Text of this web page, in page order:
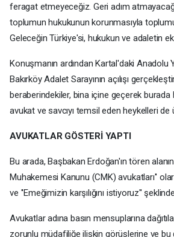
feragat etmeyeceğiz. Geri adım
toplumun hukukunun korunmasıyla
Geleceğin Türkiye'si, hukukun ve adaletin
Konuşmanın ardından Kartal'daki Anadolu
Bakırköy Adalet Sarayının açılışı
beraberindekiler, bina içine geçerek
avukat ve savcıyı temsil eden heykelleri de
AVUKATLAR GÖSTERİ YAPTI
Bu arada, Başbakan Erdoğan'ın tören
Muhakemesi Kanunu (CMK) avukatları''
ve ''Emeğimizin karşılığını istiyoruz''
Avukatlar adına basın mensuplarına
zorunlu müdafiliğe ilişkin görüşlerine ve bu